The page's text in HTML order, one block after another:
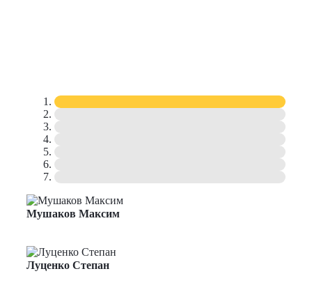
Мушаков Максим
Луценко Степан